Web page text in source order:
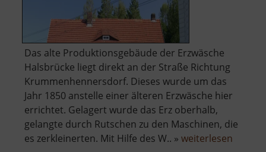
Das alte Produktionsgebäude der Erzwäsche
Halsbrücke liegt direkt an der Straße Richtung
Krummenhennersdorf. Dieses wurde um das
Jahr 1850 anstelle einer älteren Erzwäsche hier
errichtet. Gelagert wurde das Erz oberhalb,
gelangte durch Rutschen zu den Maschinen, die
es zerkleinerten. Mit Hilfe des W.. » weiterlesen